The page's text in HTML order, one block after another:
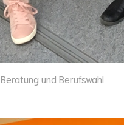
Beratung und Berufswahl